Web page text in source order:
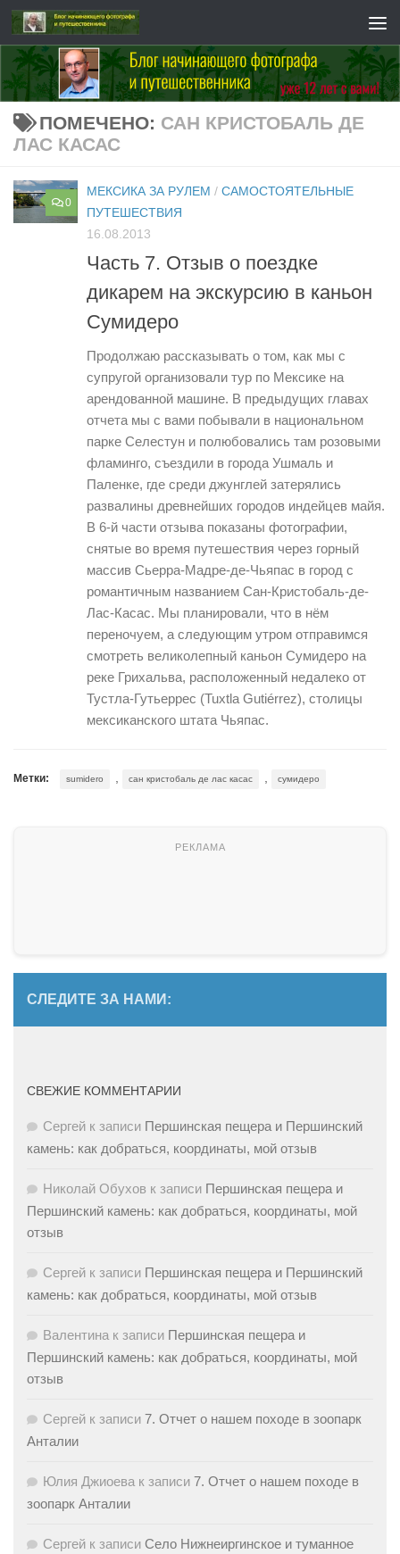
Перейти к содержимому
ПОМЕЧЕНО: САН КРИСТОБАЛЬ ДЕ
ЛАС КАСАС
0
МЕКСИКА ЗА РУЛЕМ / САМОСТОЯТЕЛЬНЫЕ
ПУТЕШЕСТВИЯ
16.08.2013
Часть 7. Отзыв о поездке
дикарем на экскурсию в каньон
Сумидеро
Продолжаю рассказывать о том, как мы с
супругой организовали тур по Мексике на
арендованной машине. В предыдущих главах
отчета мы с вами побывали в национальном
парке Селестун и полюбовались там розовыми
фламинго, съездили в города Ушмаль и
Паленке, где среди джунглей затерялись
развалины древнейших городов индейцев майя.
В 6-й части отзыва показаны фотографии,
снятые во время путешествия через горный
массив Сьерра-Мадре-де-Чьяпас в город с
романтичным названием Сан-Кристобаль-де-
Лас-Касас. Мы планировали, что в нём
переночуем, а следующим утром отправимся
смотреть великолепный каньон Сумидеро на
реке Грихальва, расположенный недалеко от
Тустла-Гутьеррес (Tuxtla Gutiérrez), столицы
мексиканского штата Чьяпас.
Метки: sumidero , сан кристобаль де лас касас , сумидеро
СЛЕДИТЕ ЗА НАМИ:
СВЕЖИЕ КОММЕНТАРИИ
Сергей к записи Першинская пещера и Першинский
камень: как добраться, координаты, мой отзыв
Николай Обухов к записи Першинская пещера и
Першинский камень: как добраться, координаты, мой
отзыв
Сергей к записи Першинская пещера и Першинский
камень: как добраться, координаты, мой отзыв
Валентина к записи Першинская пещера и
Першинский камень: как добраться, координаты, мой
отзыв
Сергей к записи 7. Отчет о нашем походе в зоопарк
Анталии
Юлия Джиоева к записи 7. Отчет о нашем походе в
зоопарк Анталии
Сергей к записи Село Нижнеиргинское и туманное